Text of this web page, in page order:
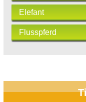
Elefant
Flusspferd